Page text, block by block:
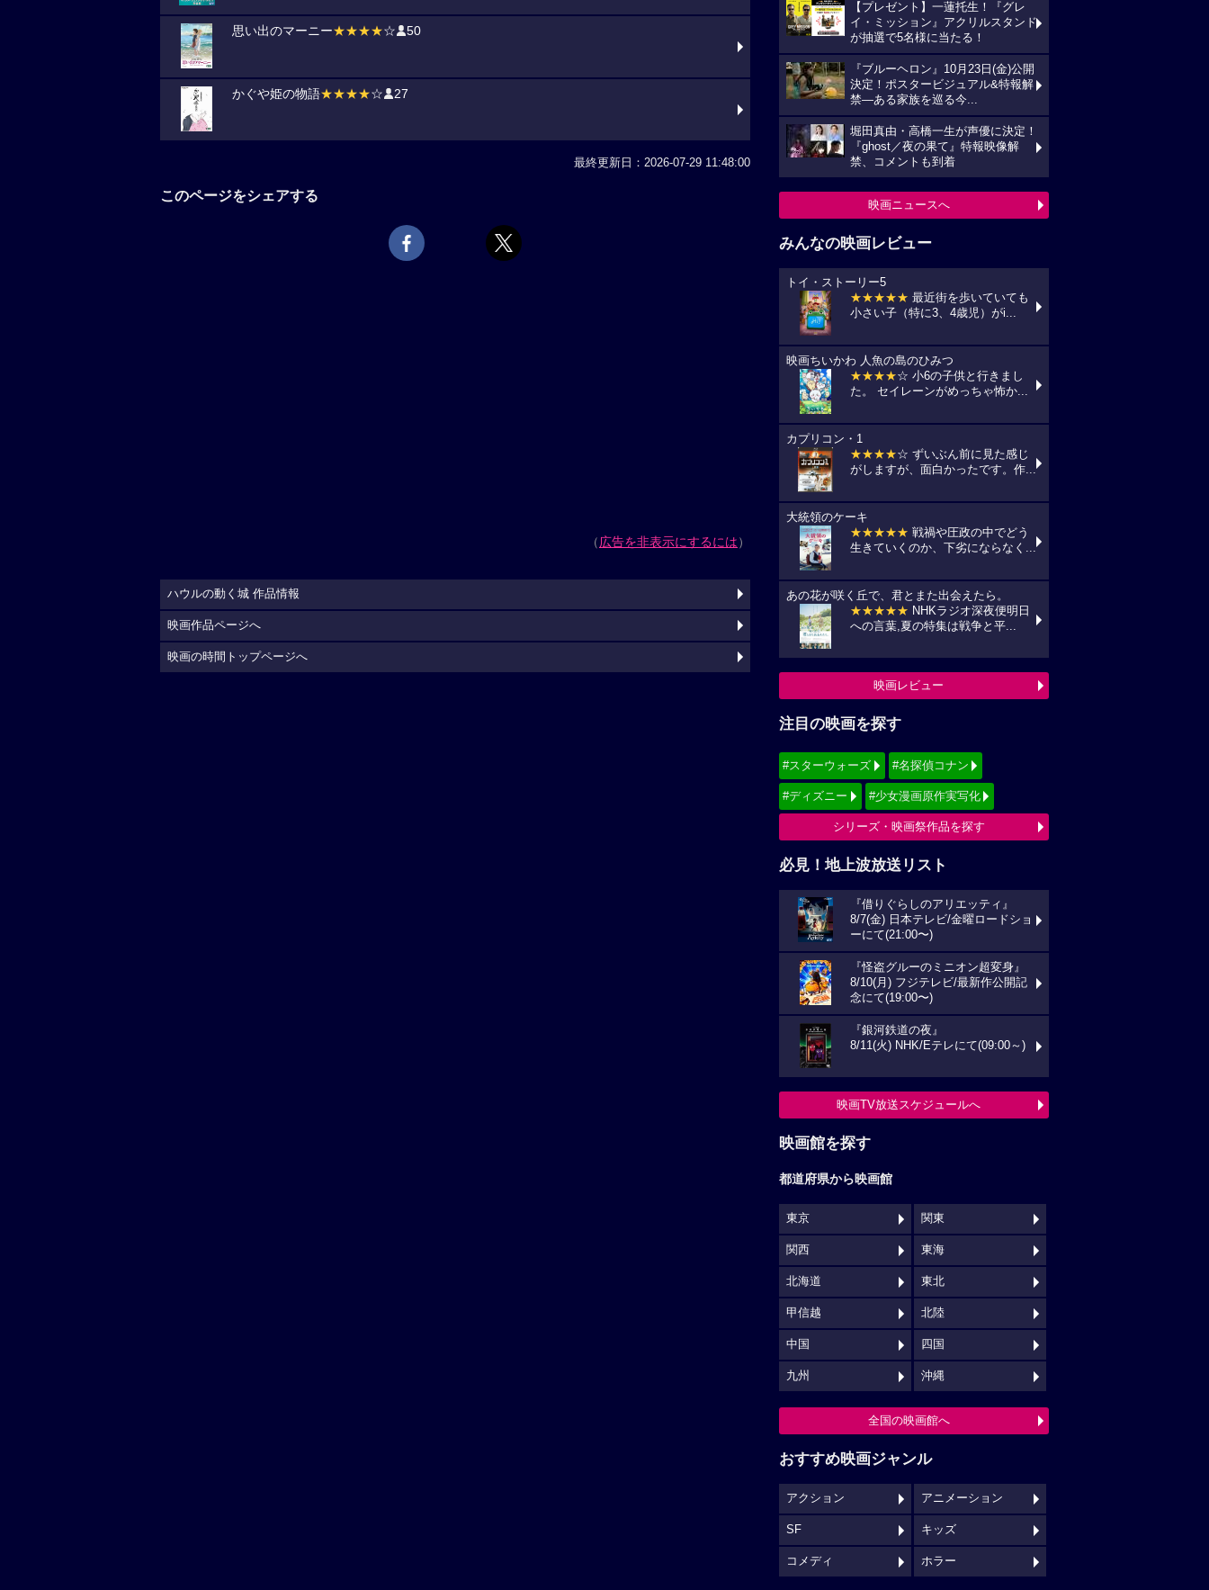
思い出のマーニー★★★★☆ 50
かぐや姫の物語★★★★☆ 27
最終更新日：2026-07-29 11:48:00
このページをシェアする
（広告を非表示にするには）
【プレゼント】一蓮托生！『グレ
イ・ミッション』アクリルスタンド
が抽選で5名様に当たる！
『ブルーヘロン』10月23日(金)公開
決定！ポスタービジュアル&特報解
禁―ある家族を巡る今...
堀田真由・高橋一生が声優に決定！
『ghost／夜の果て』特報映像解
禁、コメントも到着
映画ニュースへ
みんなの映画レビュー
トイ・ストーリー5
★★★★★ 最近街を歩いていても
小さい子（特に3、4歳児）がi...
映画ちいかわ 人魚の島のひみつ
★★★★☆ 小6の子供と行きまし
た。 セイレーンがめっちゃ怖か...
カプリコン・1
★★★★☆ ずいぶん前に見た感じ
がしますが、面白かったです。作...
大統領のケーキ
★★★★★ 戦禍や圧政の中でどう
生きていくのか、下劣にならなく...
あの花が咲く丘で、君とまた出会えたら。
★★★★★ NHKラジオ深夜便明日
への言葉,夏の特集は戦争と平...
映画レビュー
注目の映画を探す
#スターウォーズ #名探偵コナン
#ディズニー #少女漫画原作実写化
シリーズ・映画祭作品を探す
必見！地上波放送リスト
『借りぐらしのアリエッティ』
8/7(金) 日本テレビ/金曜ロードショ
ーにて(21:00〜)
『怪盗グルーのミニオン超変身』
8/10(月) フジテレビ/最新作公開記
念にて(19:00〜)
『銀河鉄道の夜』
8/11(火) NHK/Eテレにて(09:00～)
映画TV放送スケジュールへ
映画館を探す
都道府県から映画館
東京 関東
関西 東海
北海道 東北
甲信越 北陸
中国 四国
九州 沖縄
全国の映画館へ
おすすめ映画ジャンル
アクション アニメーション
SF キッズ
コメディ ホラー
ハウルの動く城 作品情報
映画作品ページへ
映画の時間トップページへ